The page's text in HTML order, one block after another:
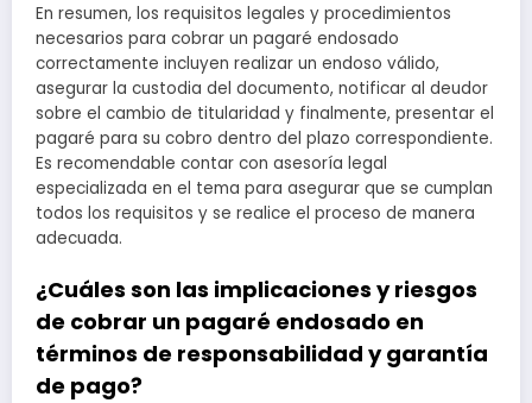
En resumen, los requisitos legales y procedimientos
necesarios para cobrar un pagaré endosado
correctamente incluyen realizar un endoso válido,
asegurar la custodia del documento, notificar al deudor
sobre el cambio de titularidad y finalmente, presentar el
pagaré para su cobro dentro del plazo correspondiente.
Es recomendable contar con asesoría legal
especializada en el tema para asegurar que se cumplan
todos los requisitos y se realice el proceso de manera
adecuada.
¿Cuáles son las implicaciones y riesgos
de cobrar un pagaré endosado en
términos de responsabilidad y garantía
de pago?